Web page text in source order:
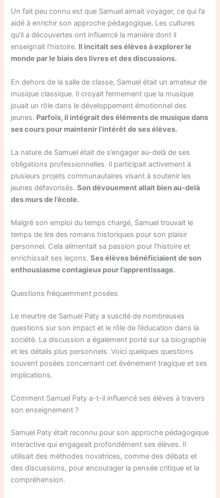
Un fait peu connu est que Samuel aimait voyager, ce qui l’a
aidé à enrichir son approche pédagogique. Les cultures
qu’il a découvertes ont influencé la manière dont il
enseignait l’histoire. Il incitait ses élèves à explorer le
monde par le biais des livres et des discussions.
En dehors de la salle de classe, Samuel était un amateur de
musique classique. Il croyait fermement que la musique
jouait un rôle dans le développement émotionnel des
jeunes. Parfois, il intégrait des éléments de musique dans
ses cours pour maintenir l’intérêt de ses élèves.
La nature de Samuel était de s’engager au-delà de ses
obligations professionnelles. Il participait activement à
plusieurs projets communautaires visant à soutenir les
jeunes défavorisés.Son dévouement allait bien au-delà
des murs de l’école.
Malgré son emploi du temps chargé, Samuel trouvait le
temps de lire des romans historiques pour son plaisir
personnel. Cela alimentait sa passion pour l’histoire et
enrichissait ses leçons.Ses élèves bénéficiaient de son
enthousiasme contagieux pour l’apprentissage.
Questions fréquemment posées
Le meurtre de Samuel Paty a suscité de nombreuses
questions sur son impact et le rôle de l’éducation dans la
société. La discussion a également porté sur sa biographie
et les détails plus personnels. Voici quelques questions
souvent posées concernant cet événement tragique et ses
implications.
Comment Samuel Paty a-t-il influencé ses élèves à travers
son enseignement ?
Samuel Paty était reconnu pour son approche pédagogique
interactive qui engageait profondément ses élèves. Il
utilisait des méthodes novatrices, comme des débats et
des discussions, pour encourager la pensée critique et la
compréhension.